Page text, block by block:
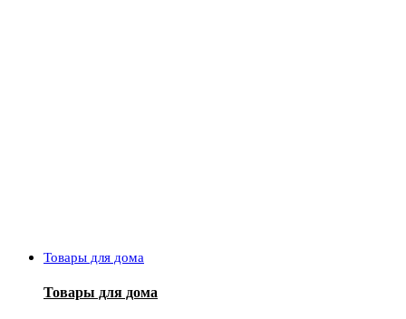
Товары для дома
Товары для дома